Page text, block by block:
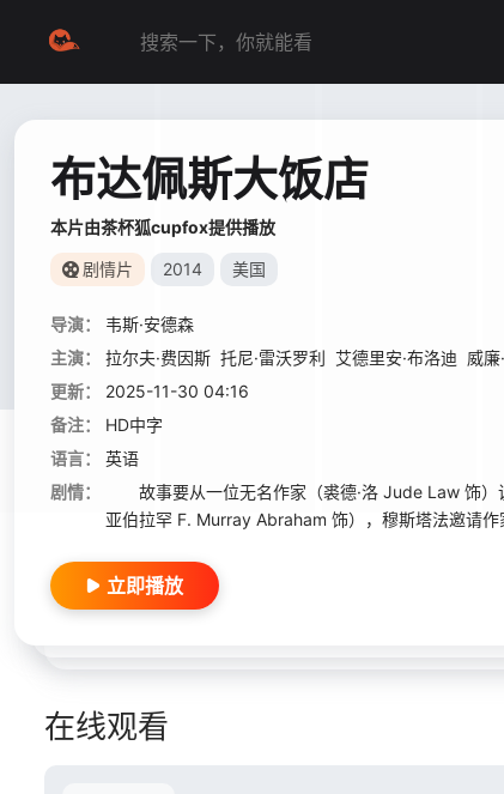
布达佩斯大饭店
本片由茶杯狐cupfox提供播放
剧情片 2014 美国
导演：
韦斯·安德森
主演：
拉尔夫·费因斯 托尼·雷沃罗利 艾德里安·布洛迪 威廉
更新：
2025-11-30 04:16
备注：
HD中字
语言：
英语
剧情：
故事要从一位无名作家（裘德·洛 Jude Law 饰）
亚伯拉罕 F. Murray Abraham 饰），穆斯塔法邀请作
立即播放
在线观看